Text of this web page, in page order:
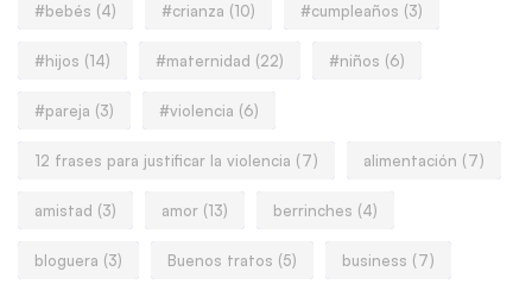
#bebés (4) #crianza (10) #cumpleaños (3)
#hijos (14) #maternidad (22) #niños (6)
#pareja (3) #violencia (6)
12 frases para justificar la violencia (7) alimentación (7)
amistad (3) amor (13) berrinches (4)
bloguera (3) Buenos tratos (5) business (7)